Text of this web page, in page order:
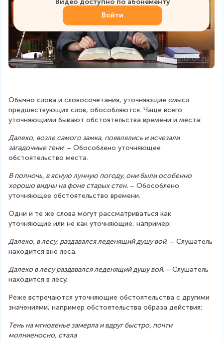
Войти
Обычно слова и словосочетания, уточняющие смысл
предшествующих слов, обособляются. Чаще всего
уточняющими бывают обстоятельства времени и места:
Далеко, возле самого замка, появлялись и исчезали
загадочные тени. – Обособлено уточняющее
обстоятельство места.
В полночь, в ясную лунную погоду, они были особенно
хорошо видны на фоне старых стен. – Обособлено
уточняющее обстоятельство времени.
Одни и те же слова могут рассматриваться как
уточняющие или не как уточняющие, например:
Далеко, в лесу, раздавался леденящий душу вой. – Слушатель
находится вне леса.
Далеко в лесу раздавался леденящий душу вой. – Слушатель
находится в лесу.
Реже встречаются уточняющие обстоятельства с другими
значениями, например обстоятельства образа действия:
Тень на мгновенье замерла и вдруг быстро, почти
молниеносно, стала